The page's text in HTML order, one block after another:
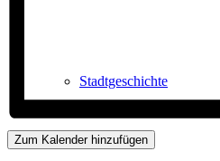
Stadtgeschichte
Zum Kalender hinzufügen